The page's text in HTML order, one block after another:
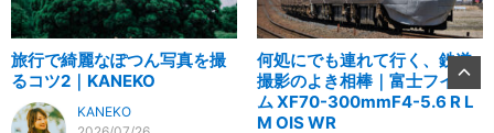
旅行で綺麗なぽつん写真を撮
るコツ2｜KANEKO
KANEKO
何処にでも連れて行く、鉄道
撮影のよき相棒｜富士フイル
ム XF70-300mmF4-5.6 R L
M OIS WR